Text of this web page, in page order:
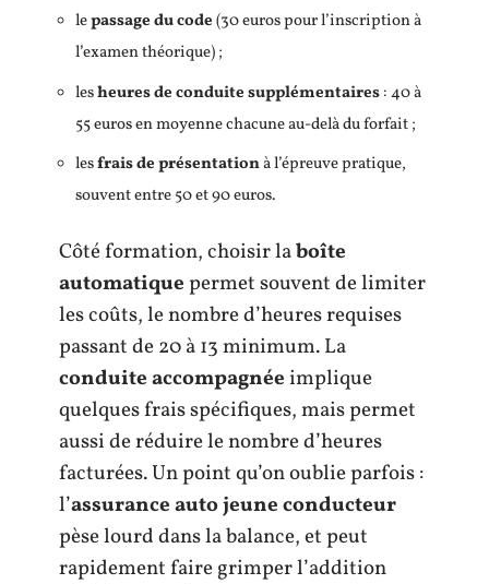
lepassage du code(30 euros pour l’inscription à
l’examen théorique) ;
lesheures de conduite supplémentaires: 40 à
55 euros en moyenne chacune au-delà du forfait ;
lesfrais de présentationà l’épreuve pratique,
souvent entre 50 et 90 euros.
Côté formation, choisir laboîte
automatiquepermet souvent de limiter
les coûts, le nombre d’heures requises
passant de 20 à 13 minimum. La
conduite accompagnéeimplique
quelques frais spécifiques, mais permet
aussi de réduire le nombre d’heures
facturées. Un point qu’on oublie parfois :
l’assurance auto jeune conducteur
pèse lourd dans la balance, et peut
rapidement faire grimper l’addition